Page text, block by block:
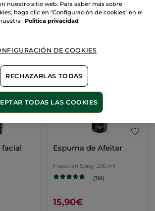
-50%
Espuma de Afeitar
Frasco en Spray 200 ml
(118)
15,90€
nuestro sitio web. Para saber más sobre
haga clic en "Configuración de cookies" en el
Politica privacidad
DE COOKIES
RECHAZARLAS TODAS
TODAS LAS COOKIES